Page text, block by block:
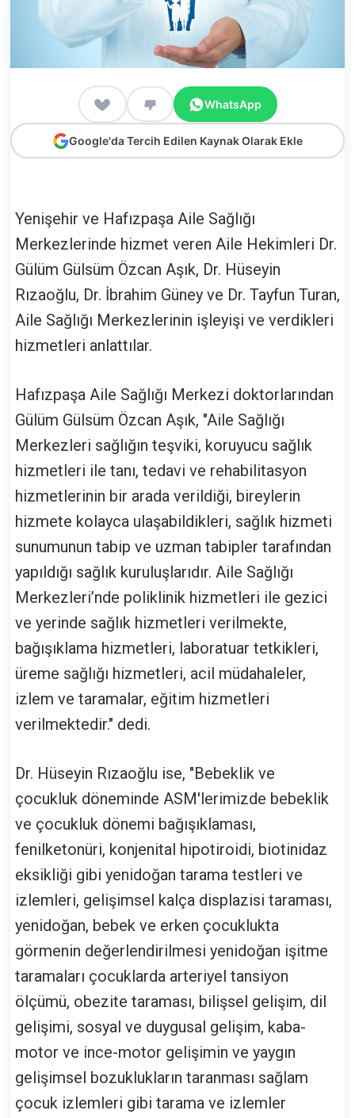
WhatsApp
Google'da Tercih Edilen Kaynak Olarak Ekle
Yenişehir ve Hafızpaşa Aile Sağlığı
Merkezlerinde hizmet veren Aile Hekimleri Dr.
Gülüm Gülsüm Özcan Aşık, Dr. Hüseyin
Rızaoğlu, Dr. İbrahim Güney ve Dr. Tayfun Turan,
Aile Sağlığı Merkezlerinin işleyişi ve verdikleri
hizmetleri anlattılar.
Hafızpaşa Aile Sağlığı Merkezi doktorlarından
Gülüm Gülsüm Özcan Aşık, "Aile Sağlığı
Merkezleri sağlığın teşviki, koruyucu sağlık
hizmetleri ile tanı, tedavi ve rehabilitasyon
hizmetlerinin bir arada verildiği, bireylerin
hizmete kolayca ulaşabildikleri, sağlık hizmeti
sunumunun tabip ve uzman tabipler tarafından
yapıldığı sağlık kuruluşlarıdır. Aile Sağlığı
Merkezleri’nde poliklinik hizmetleri ile gezici
ve yerinde sağlık hizmetleri verilmekte,
bağışıklama hizmetleri, laboratuar tetkikleri,
üreme sağlığı hizmetleri, acil müdahaleler,
izlem ve taramalar, eğitim hizmetleri
verilmektedir." dedi.
Dr. Hüseyin Rızaoğlu ise, "Bebeklik ve
çocukluk döneminde ASM'lerimizde bebeklik
ve çocukluk dönemi bağışıklaması,
fenilketonüri, konjenital hipotiroidi, biotinidaz
eksikliği gibi yenidoğan tarama testleri ve
izlemleri, gelişimsel kalça displazisi taraması,
yenidoğan, bebek ve erken çocuklukta
görmenin değerlendirilmesi yenidoğan işitme
taramaları çocuklarda arteriyel tansiyon
ölçümü, obezite taraması, bilişsel gelişim, dil
gelişimi, sosyal ve duygusal gelişim, kaba-
motor ve ince-motor gelişimin ve yaygın
gelişimsel bozuklukların taranması sağlam
çocuk izlemleri gibi tarama ve izlemler